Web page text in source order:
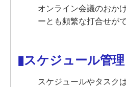
オンライン会議のおか
ーとも頻繁な打合せが
▮スケジュール管
スケジュールやタスク